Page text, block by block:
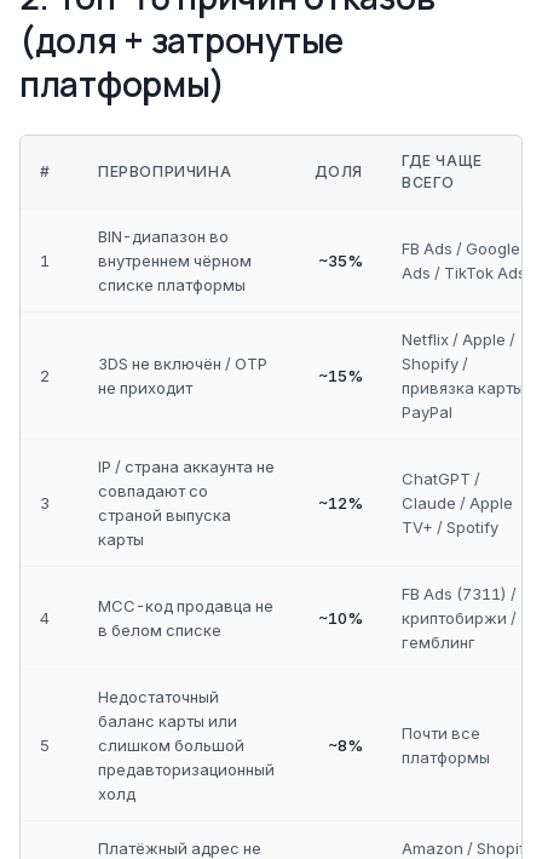
(доля + затронутые
платформы)
# ПЕРВОПРИЧИНА ДОЛЯ
ГДЕ ЧАЩЕ
ВСЕГО
1
BIN-диапазон во
внутреннем чёрном
списке платформы
~35%
FB Ads / Google
Ads / TikTok Ads
2
3DS не включён / OTP
не приходит
~15%
Netflix / Apple /
Shopify /
привязка карты в
PayPal
3
IP / страна аккаунта не
совпадают со
страной выпуска
карты
~12%
ChatGPT /
Claude / Apple
TV+ / Spotify
4
MCC-код продавца не
в белом списке
~10%
FB Ads (7311) /
криптобиржи /
гемблинг
5
Недостаточный
баланс карты или
слишком большой
предавторизационный
холд
~8%
Почти все
платформы
Платёжный адрес не
Amazon / Shopify